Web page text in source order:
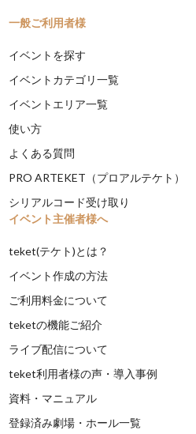
一般ご利用者様
イベントを探す
イベントカテゴリ一覧
イベントエリア一覧
使い方
よくある質問
PRO ARTEKET（プロアルテケト）
シリアルコード受け取り
イベント主催者様へ
teket(テケト)とは？
イベント作成の方法
ご利用料金について
teketの機能ご紹介
ライブ配信について
teket利用者様の声・導入事例
資料・マニュアル
登録済み劇場・ホール一覧